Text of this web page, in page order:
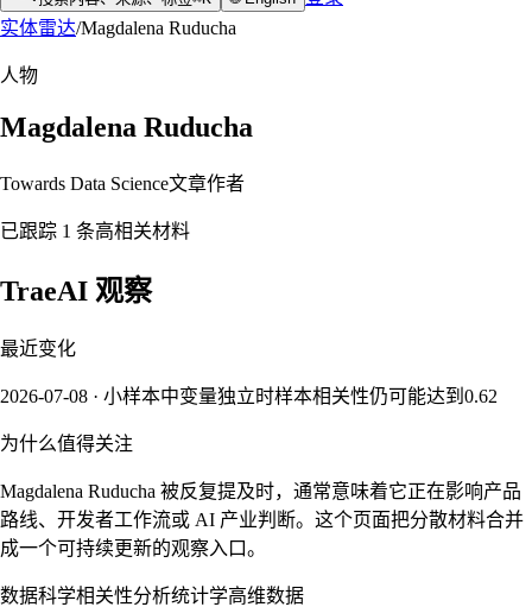
实体雷达/Magdalena Ruducha
人物
Magdalena Ruducha
Towards Data Science文章作者
已跟踪 1 条高相关材料
TraeAI 观察
最近变化
2026-07-08 · 小样本中变量独立时样本相关性仍可能达到0.62
为什么值得关注
Magdalena Ruducha 被反复提及时，通常意味着它正在影响产品
路线、开发者工作流或 AI 产业判断。这个页面把分散材料合并
成一个可持续更新的观察入口。
数据科学相关性分析统计学高维数据